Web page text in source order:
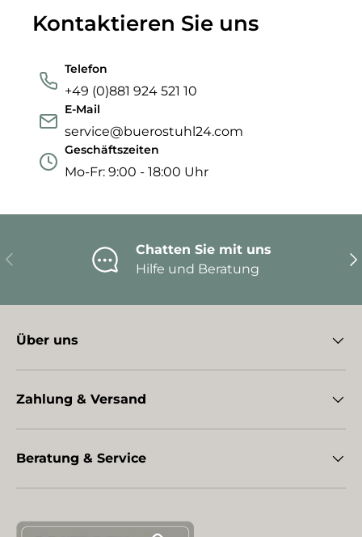
Kontaktieren Sie uns
Telefon
+49 (0)881 924 521 10
E-Mail
service@buerostuhl24.com
Geschäftszeiten
Mo-Fr: 9:00 - 18:00 Uhr
Vorherige
Chatten Sie mit uns
Hilfe und Beratung
Über uns
Zahlung & Versand
Beratung & Service